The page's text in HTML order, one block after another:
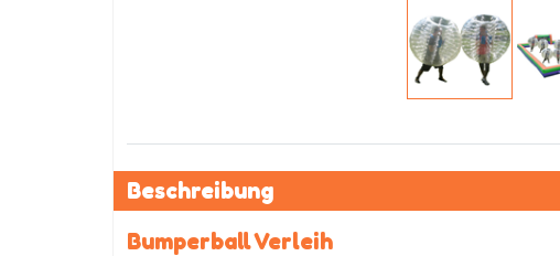
Beschreibung
Bumperball Verleih